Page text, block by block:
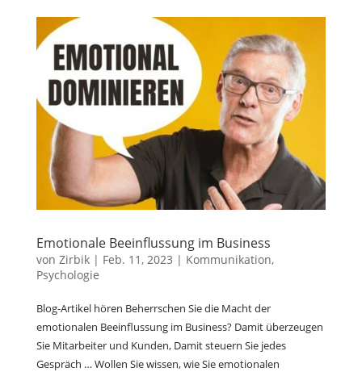
Emotionale Beeinflussung im Business
von Zirbik| Feb. 11, 2023 | Kommunikation,
Psychologie
Blog-Artikel hören Beherrschen Sie die Macht der
emotionalen Beeinflussung im Business? Damit überzeugen
Sie Mitarbeiter und Kunden, Damit steuern Sie jedes
Gespräch … Wollen Sie wissen, wie Sie emotionalen